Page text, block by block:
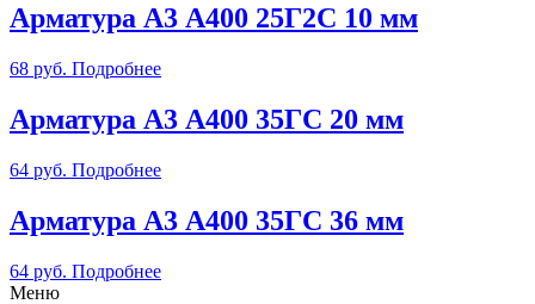
Арматура А3 А400 25Г2С 10 мм
68 руб. Подробнее
Арматура А3 А400 35ГС 20 мм
64 руб. Подробнее
Арматура А3 А400 35ГС 36 мм
64 руб. Подробнее
Меню